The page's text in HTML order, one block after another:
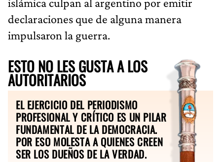
islámica culpan al argentino por emitir
declaraciones que de alguna manera
impulsaron la guerra.
ESTO NO LES GUSTA A LOS
AUTORITARIOS
EL EJERCICIO DEL PERIODISMO
PROFESIONAL Y CRÍTICO ES UN PILAR
FUNDAMENTAL DE LA DEMOCRACIA.
POR ESO MOLESTA A QUIENES CREEN
SER LOS DUEÑOS DE LA VERDAD.